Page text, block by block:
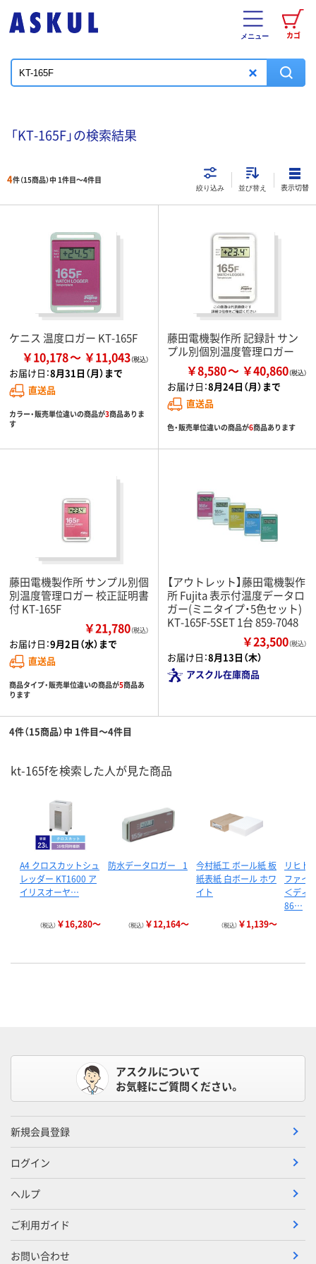
カゴ
メニュー
「KT-165F」の検索結果
4件（15商品）中 1件目～4件目
絞り込み 並び替え 表示切替
ケニス 温度ロガー KT-165F
￥10,178 ￥11,043
お届け日：8月31日（月）まで
直送品
カラー・販売単位違いの商品が3商品ありま
す
藤田電機製作所 記録計 サン
プル別個別温度管理ロガー
￥8,580 ￥40,860
お届け日：8月24日（月）まで
直送品
色・販売単位違いの商品が6商品あります
藤田電機製作所 サンプル別個
別温度管理ロガー 校正証明書
付 KT-165F
￥21,780（税込）
お届け日：9月2日（水）まで
直送品
商品タイプ・販売単位違いの商品が5商品あ
ります
【アウトレット】藤田電機製作
所 Fujita 表示付温度データロ
ガー(ミニタイプ・5色セット)
KT-165F-5SET 1台 859-7048
￥23,500（税込）
お届け日：8月13日（木）
アスクル在庫商品
4件（15商品）中 1件目～4件目
kt-165fを検索した人が見た商品
A4 クロスカットシュ
レッダー KT1600 ア
イリスオーヤ…
（税込） ￥16,280～
防水データロガー _1
（税込） ￥12,164～
今村紙工 ボール紙 板
紙表紙 白ボール ホワ
イト
（税込） ￥1,139～
リヒト
ファ
＜ディ
86…
アスクルについて
お気軽にご質問ください。
新規会員登録
ログイン
ヘルプ
ご利用ガイド
お問い合わせ